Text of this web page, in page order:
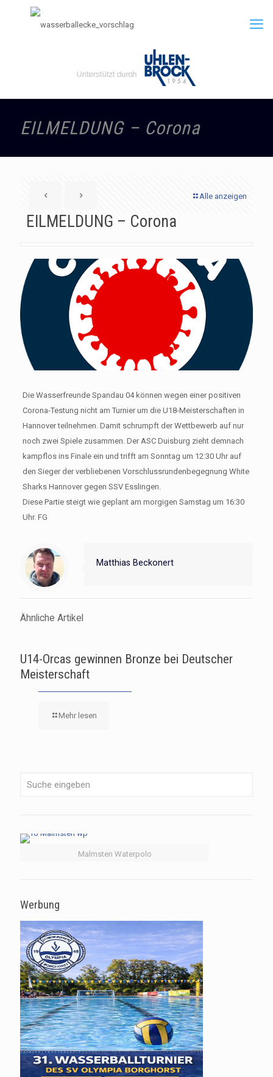
EILMELDUNG – Corona
Alle anzeigen
EILMELDUNG – Corona
Die Wasserfreunde Spandau 04 können wegen einer positiven
Corona-Testung nicht am Turnier um die U18-Meisterschaften in
Hannover teilnehmen. Damit schrumpft der Wettbewerb auf nur
noch zwei Spiele zusammen. Der ASC Duisburg zieht demnach
kampflos ins Finale ein und trifft am Sonntag um 12:30 Uhr auf
den Sieger der verbliebenen Vorschlussrundenbegegnung White
Sharks Hannover gegen SSV Esslingen.
Diese Partie steigt wie geplant am morgigen Samstag um 16:30
Uhr. FG
Matthias Beckonert
Ähnliche Artikel
U14-Orcas gewinnen Bronze bei Deutscher
Meisterschaft
Mehr lesen
Malmsten Waterpolo
Werbung